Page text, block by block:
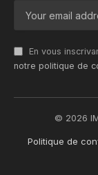
En vous
notre politique de
© 2026
Politique de